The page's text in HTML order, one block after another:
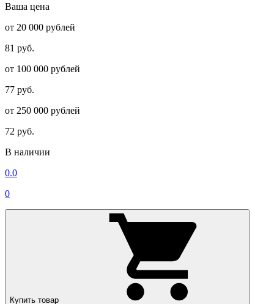
Ваша цена
от 20 000 рублей
81 руб.
от 100 000 рублей
77 руб.
от 250 000 рублей
72 руб.
В наличии
0.0
0
Купить товар